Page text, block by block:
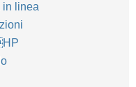
in linea